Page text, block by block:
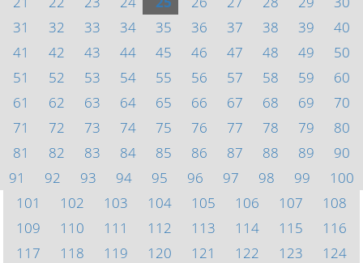
31
32 33 34 35 36 37 38 39
40
41
42 43 44 45 46 47 48 49
50
51
52 53 54 55 56 57 58 59
60
61
62 63 64 65 66 67 68 69
70
71
72 73 74 75 76 77 78 79
80
81
82 83 84 85 86 87 88 89
90
91
92 93 94 95 96 97 98 99
100
101
102 103 104 105 106 107
108
109
110 111 112 113 114 115
116
117
118 119 120 121 122 123
124